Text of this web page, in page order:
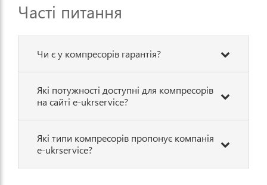
Часті питання
Чи є у компресорів гарантія?
Які потужності доступні для компресорів
на сайті e-ukrservice?
Які типи компресорів пропонує компанія
e-ukrservice?